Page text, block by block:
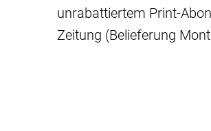
unrabattiertem Print-
Zeitung (Belieferung